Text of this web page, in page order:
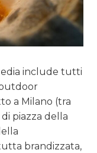
include tutti
a Milano (tra
piazza della
brandizzata,